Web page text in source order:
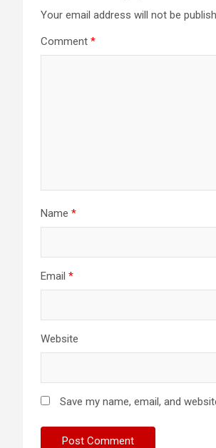
Your email address will not be
Comment *
Name *
Email *
Website
Save my name, email, and